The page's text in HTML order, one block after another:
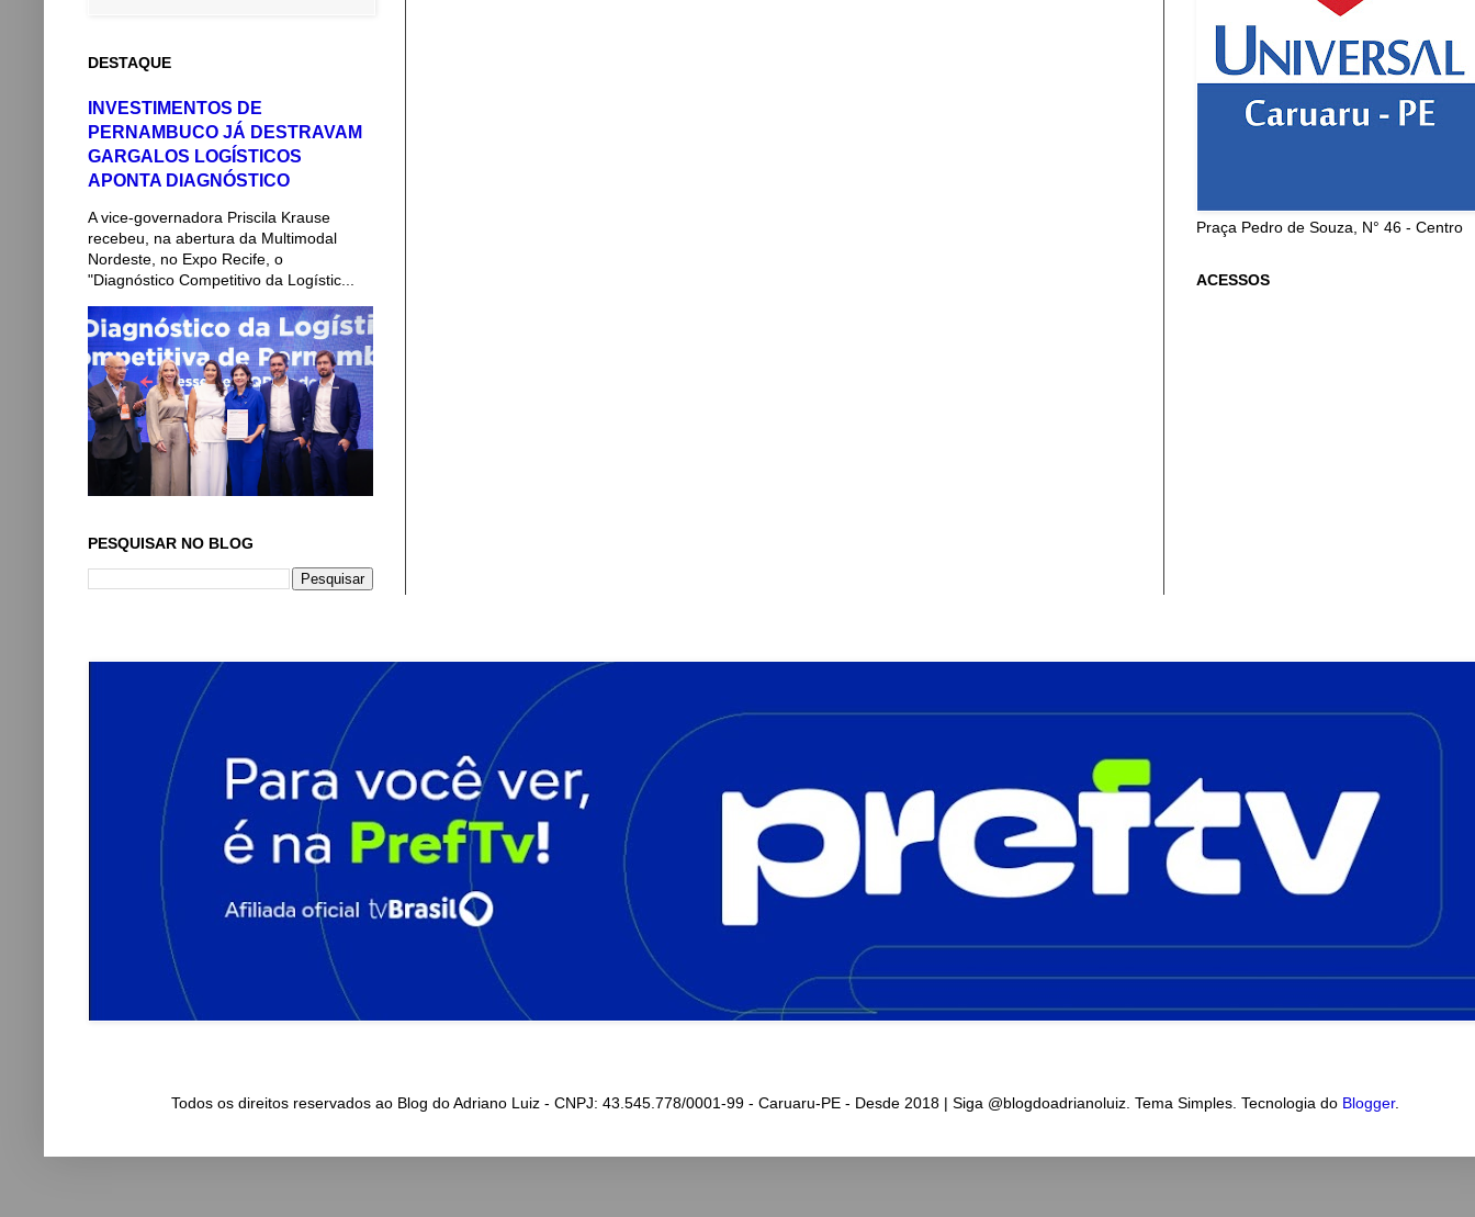
DESTAQUE
INVESTIMENTOS DE
PERNAMBUCO JÁ DESTRAVAM
GARGALOS LOGÍSTICOS
APONTA DIAGNÓSTICO
A vice-governadora Priscila Krause
recebeu, na abertura da Multimodal
Nordeste, no Expo Recife, o
"Diagnóstico Competitivo da Logístic...
PESQUISAR NO BLOG
Praça Pedro de Souza, N° 46 - Centro
ACESSOS
Todos os direitos reservados ao Blog do Adriano Luiz - CNPJ: 43.545.778/0001-99 - Caruaru-PE - Desde 2018 | Siga @blogdoadrianoluiz. Tema Simples. Tecnologia do Blogger.